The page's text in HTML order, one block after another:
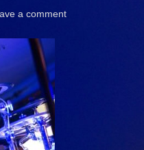
a comment